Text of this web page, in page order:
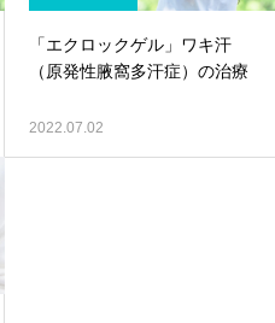
「エクロックゲル」ワキ汗
（原発性腋窩多汗症）の治療
2022.07.02